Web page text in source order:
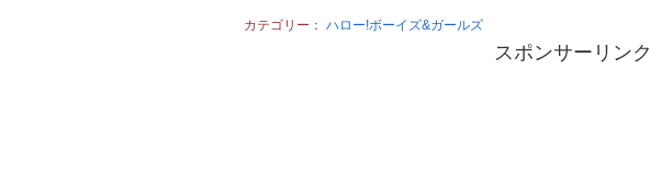
カテゴリー： ハロー!ボーイズ&ガールズ
スポンサーリンク